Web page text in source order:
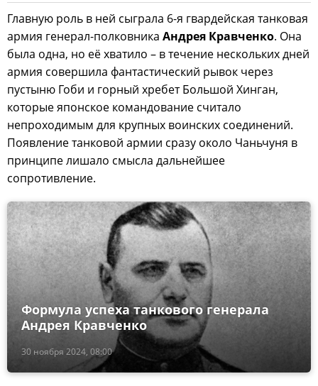
Главную роль в ней сыграла 6-я гвардейская танковая
армия генерал-полковника Андрея Кравченко. Она
была одна, но её хватило – в течение нескольких дней
армия совершила фантастический рывок через
пустыню Гоби и горный хребет Большой Хинган,
которые японское командование считало
непроходимым для крупных воинских соединений.
Появление танковой армии сразу около Чаньчуня в
принципе лишало смысла дальнейшее
сопротивление.
30 ноября 2024, 08:00
Формула успеха танкового генерала
Андрея Кравченко